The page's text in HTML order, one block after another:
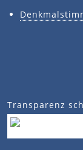
Transparenz